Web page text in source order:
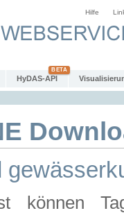
Hilfe
HyDAS-API
können